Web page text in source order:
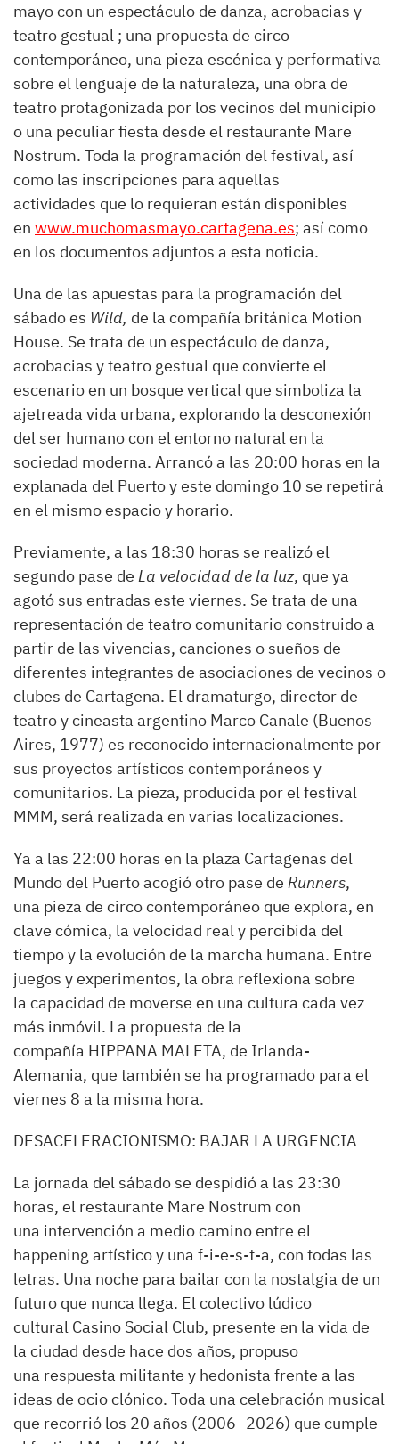
mayo con un espectáculo de danza, acrobacias y
teatro gestual ; una propuesta de circo
contemporáneo, una pieza escénica y performativa
sobre el lenguaje de la naturaleza, una obra de
teatro protagonizada por los vecinos del municipio
o una peculiar fiesta desde el restaurante Mare
Nostrum. Toda la programación del festival, así
como las inscripciones para aquellas
actividades que lo requieran están disponibles
en www.muchomasmayo.cartagena.es; así como
en los documentos adjuntos a esta noticia.
Una de las apuestas para la programación del
sábado es Wild, de la compañía británica Motion
House. Se trata de un espectáculo de danza,
acrobacias y teatro gestual que convierte el
escenario en un bosque vertical que simboliza la
ajetreada vida urbana, explorando la desconexión
del ser humano con el entorno natural en la
sociedad moderna. Arrancó a las 20:00 horas en la
explanada del Puerto y este domingo 10 se repetirá
en el mismo espacio y horario.
Previamente, a las 18:30 horas se realizó el
segundo pase de La velocidad de la luz, que ya
agotó sus entradas este viernes. Se trata de una
representación de teatro comunitario construido a
partir de las vivencias, canciones o sueños de
diferentes integrantes de asociaciones de vecinos o
clubes de Cartagena. El dramaturgo, director de
teatro y cineasta argentino Marco Canale (Buenos
Aires, 1977) es reconocido internacionalmente por
sus proyectos artísticos contemporáneos y
comunitarios. La pieza, producida por el festival
MMM, será realizada en varias localizaciones.
Ya a las 22:00 horas en la plaza Cartagenas del
Mundo del Puerto acogió otro pase de Runners,
una pieza de circo contemporáneo que explora, en
clave cómica, la velocidad real y percibida del
tiempo y la evolución de la marcha humana. Entre
juegos y experimentos, la obra reflexiona sobre
la capacidad de moverse en una cultura cada vez
más inmóvil. La propuesta de la
compañía HIPPANA MALETA, de Irlanda-
Alemania, que también se ha programado para el
viernes 8 a la misma hora.
DESACELERACIONISMO: BAJAR LA URGENCIA
La jornada del sábado se despidió a las 23:30
horas, el restaurante Mare Nostrum con
una intervención a medio camino entre el
happening artístico y una f-i-e-s-t-a, con todas las
letras. Una noche para bailar con la nostalgia de un
futuro que nunca llega. El colectivo lúdico
cultural Casino Social Club, presente en la vida de
la ciudad desde hace dos años, propuso
una respuesta militante y hedonista frente a las
ideas de ocio clónico. Toda una celebración musical
que recorrió los 20 años (2006–2026) que cumple